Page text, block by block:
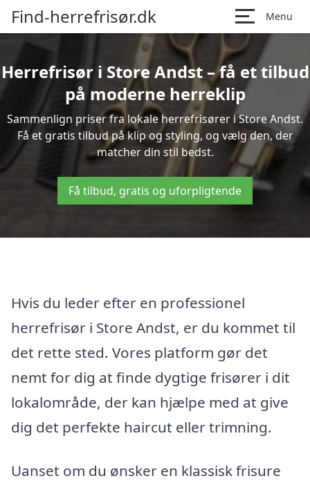
Find-herrefrisør.dk Menu
Herrefrisør i Store Andst – få et tilbud
på moderne herreklip
Sammenlign priser fra lokale herrefrisører i Store Andst.
Få et gratis tilbud på klip og styling, og vælg den, der
matcher din stil bedst.
Få tilbud, gratis og uforpligtende
Hvis du leder efter en professionel
herrefrisør i Store Andst, er du kommet til
det rette sted. Vores platform gør det
nemt for dig at finde dygtige frisører i dit
lokalområde, der kan hjælpe med at give
dig det perfekte haircut eller trimning.
Uanset om du ønsker en klassisk frisure